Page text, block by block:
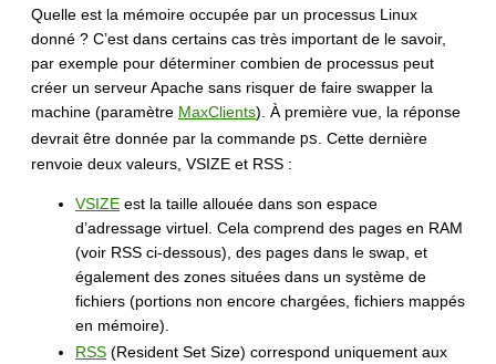
Quelle est la mémoire occupée par un processus Linux
donné ? C’est dans certains cas très important de le savoir,
par exemple pour déterminer combien de processus peut
créer un serveur Apache sans risquer de faire swapper la
machine (paramètre MaxClients). À première vue, la réponse
devrait être donnée par la commande ps . Cette dernière
renvoie deux valeurs, VSIZE et RSS :
VSIZE est la taille allouée dans son espace
d’adressage virtuel. Cela comprend des pages en RAM
(voir RSS ci-dessous), des pages dans le swap, et
également des zones situées dans un système de
fichiers (portions non encore chargées, fichiers mappés
en mémoire).
RSS (Resident Set Size) correspond uniquement aux